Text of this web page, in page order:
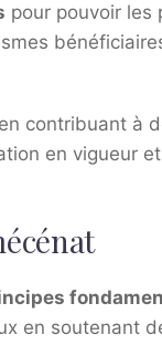
pour pouvoir les
contribuant à
en vigueur
en soutenant